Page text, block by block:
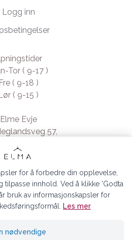
Logg inn
Tor ( 9-17 )
Fre ( 9-18 )
( 9-15 )
Elme Evje
57,
Evje, Norway
nr. 923370994
for å forbedre din opplevelse,
tilpasse innhold. Ved å klikke 'Godta
bruk av informasjonskapsler for
Les mer
nødvendige